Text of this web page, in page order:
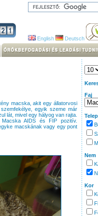
English Deutsch
macska, akit egy állatorvosi
egyik szeme már
lát, mivel egy hályog van rajta.
AIDS és FIP pozitív.
macskának vagy egy pont
Faj
Nem
Kor